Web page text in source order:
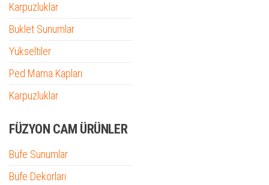
Karpuzluklar
Buklet Sunumlar
Yükseltiler
Ped Mama Kapları
Karpuzluklar
FÜZYON CAM ÜRÜNLER
Büfe Sunumlar
Büfe Dekorları